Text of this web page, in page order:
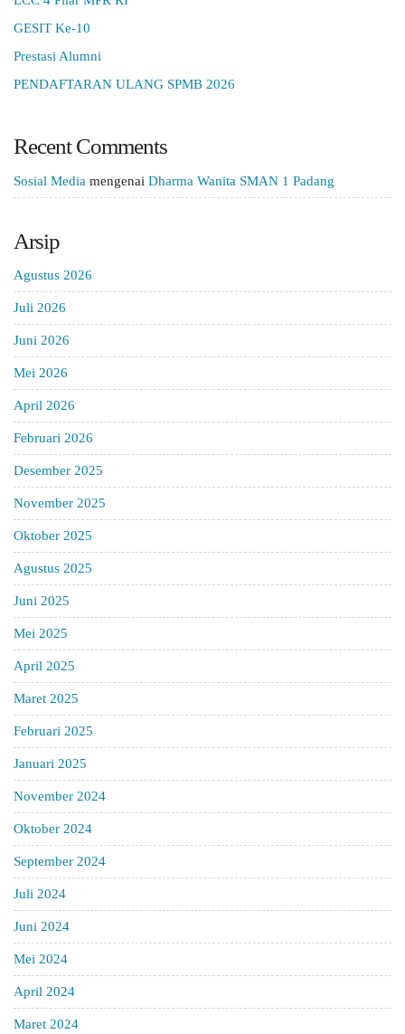
GESIT Ke-10
Prestasi Alumni
PENDAFTARAN ULANG SPMB 2026
Recent Comments
Sosial Media mengenai Dharma Wanita SMAN 1 Padang
Arsip
Agustus 2026
Juli 2026
Juni 2026
Mei 2026
April 2026
Februari 2026
Desember 2025
November 2025
Oktober 2025
Agustus 2025
Juni 2025
Mei 2025
April 2025
Maret 2025
Februari 2025
Januari 2025
November 2024
Oktober 2024
September 2024
Juli 2024
Juni 2024
Mei 2024
April 2024
Maret 2024